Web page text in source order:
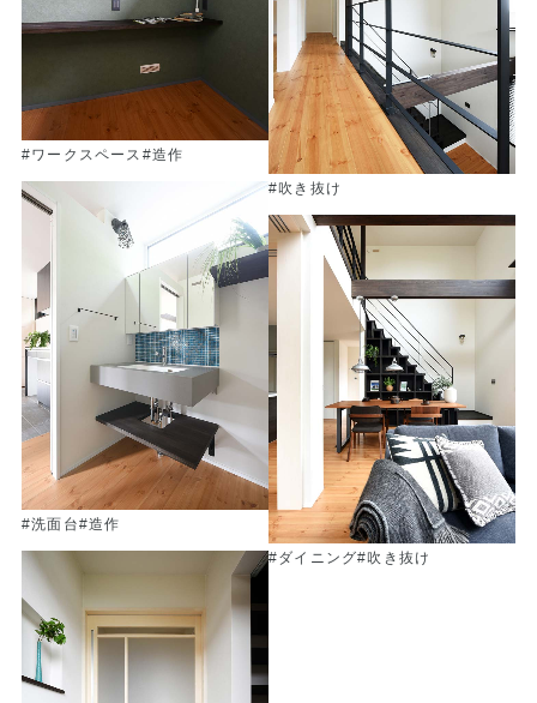
#ワークスペース #造作
#吹き抜け
#洗面台#造作
#ダイニング#吹き抜け